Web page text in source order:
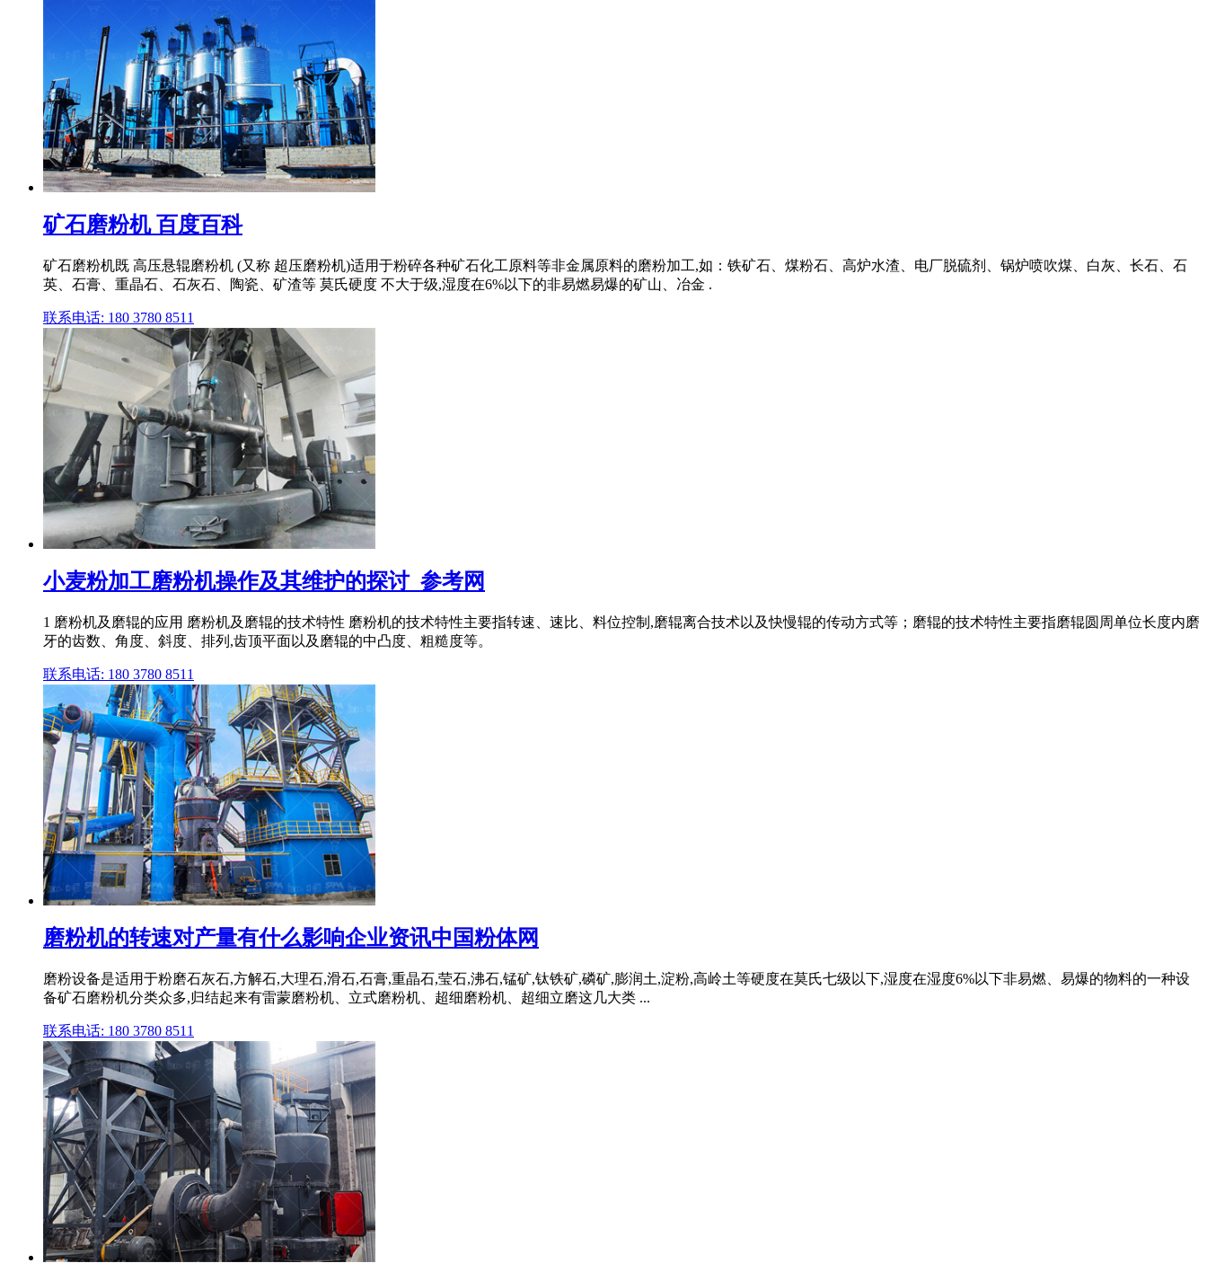
矿石磨粉机 百度百科
矿石磨粉机既 高压悬辊磨粉机 (又称 超压磨粉机)适用于粉碎各种矿石化工原料等非金属原料的磨粉加工,如：铁矿石、煤粉石、高炉水渣、电厂脱硫剂、锅炉喷吹煤、白灰、长石、石
英、石膏、重晶石、石灰石、陶瓷、矿渣等 莫氏硬度 不大于级,湿度在6%以下的非易燃易爆的矿山、冶金 .
联系电话: 180 3780 8511
小麦粉加工磨粉机操作及其维护的探讨_参考网
1 磨粉机及磨辊的应用 磨粉机及磨辊的技术特性 磨粉机的技术特性主要指转速、速比、料位控制,磨辊离合技术以及快慢辊的传动方式等；磨辊的技术特性主要指磨辊圆周单位长度内磨
牙的齿数、角度、斜度、排列,齿顶平面以及磨辊的中凸度、粗糙度等。
联系电话: 180 3780 8511
磨粉机的转速对产量有什么影响企业资讯中国粉体网
磨粉设备是适用于粉磨石灰石,方解石,大理石,滑石,石膏,重晶石,莹石,沸石,锰矿,钛铁矿,磷矿,膨润土,淀粉,高岭土等硬度在莫氏七级以下,湿度在湿度6%以下非易燃、易爆的物料的一种设
备矿石磨粉机分类众多,归结起来有雷蒙磨粉机、立式磨粉机、超细磨粉机、超细立磨这几大类 ...
联系电话: 180 3780 8511